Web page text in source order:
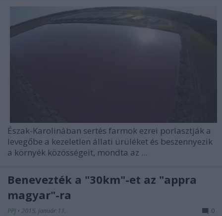
Észak-Karolinában sertés farmok ezrei porlasztják a
levegőbe a kezeletlen állati ürüléket és beszennyezik
a környék közösségeit, mondta az ...
Benevezték a "30km"-et az "appra
magyar"-ra
PPJ • 2015. január 11. 0